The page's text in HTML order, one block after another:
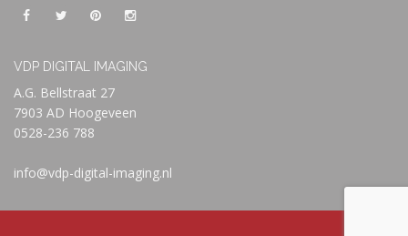
VDP DIGITAL IMAGING
A.G. Bellstraat 27
7903 AD Hoogeveen
0528-236 788
info@vdp-digital-imaging.nl